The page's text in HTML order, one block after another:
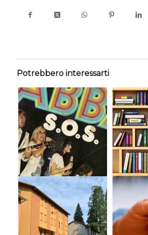
Potrebbero interessarti